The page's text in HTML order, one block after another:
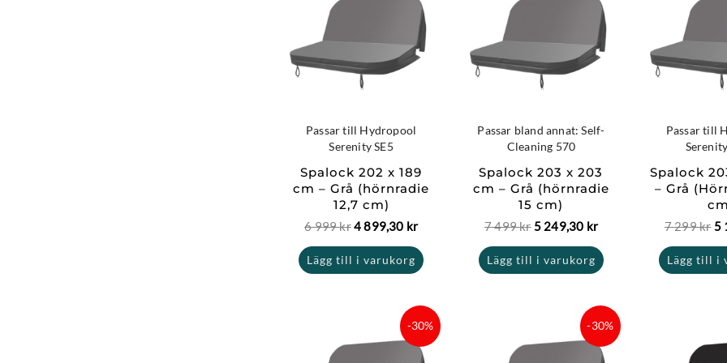
Passar till Hydropool
Serenity SE5
Spalock 202 x 189
cm – Grå (hörnradie
12,7 cm)
6 999kr
999 kr.
4 899,30 kr
är:
4
899,30 kr.
Lägg till i varukorg
Passar bland annat: Self-
Cleaning 570
Spalock 203 x 203
cm – Grå (hörnradie
15 cm)
7 499kr
499 kr.
5 249,30 kr
är:
5
249,30 kr.
Lägg till i varukorg
Passar till
Spalock
– Grå
7 299kr 5
Lägg till i
-30%
ursprungliga
priset
Det
nuvarande
priset
-30%
ursprungliga
priset
Det
nuvarande
priset